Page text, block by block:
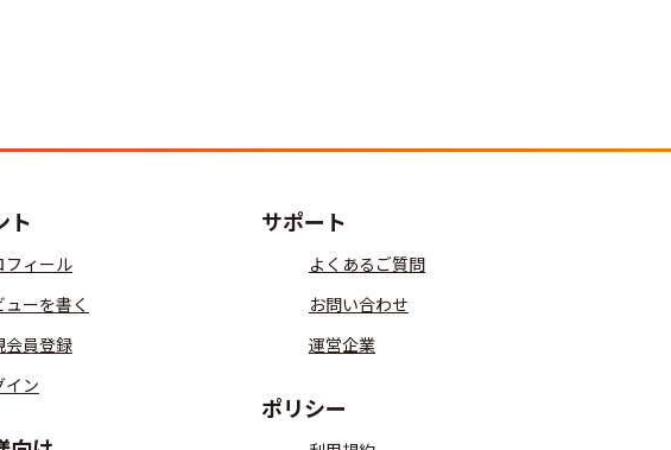
ト
フィール
ューを書く
会員登録
イン
サポート
よくあるご質問
お問い合わせ
運営企業
ポリシー